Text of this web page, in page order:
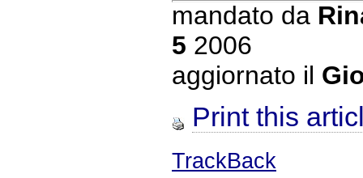
mandato da
5 2006
aggiornato il
Print this
TrackBack